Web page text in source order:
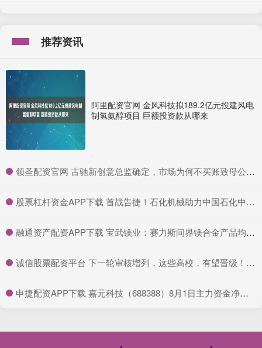
推荐资讯
阿里配资官网 金风科技拟189.2亿元投建风电
制氢氨醇项目 巨额投资款从哪来
​领圣配资官网 古驰新创意总监确定，市场为何不买账致母公司股价大跌？
​股票杠杆资金APP下载 首战告捷！石化机械助力中国石化中东首个钻井大包项目高效完钻
​融通资产配资APP下载 宝武镁业：赛力斯问界镁合金产品均为公司提供 单车用量已达20Kg以上
​诚信股票配资平台 下一轮审核增列，这些高校，有望晋级！_申博_建设_学位点
​申捷配资APP下载 嘉元科技（688388）8月1日主力资金净买入128.32万元